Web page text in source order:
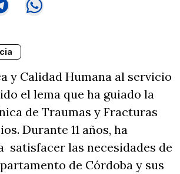
y Calidad Humana al servicio
el lema que ha guiado la
de Traumas y Fracturas
Durante 11 años, ha
satisfacer las necesidades de
de Córdoba y sus